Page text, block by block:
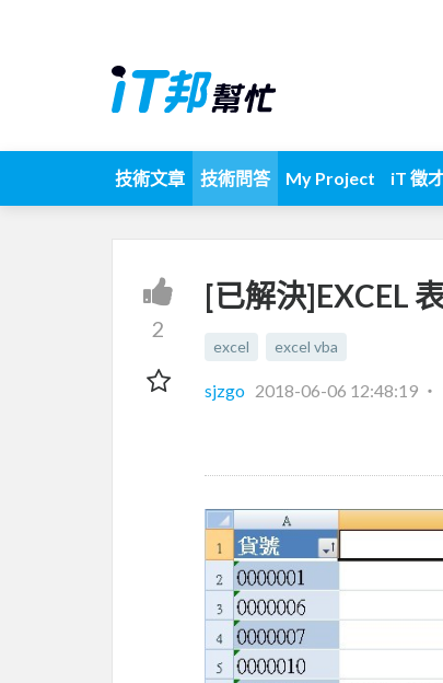
技術文章 技術問答 My Project iT 徵
2
[已解決]EXCEL
excel excel vba
sjzgo 2018-06-06 12:48:19 ‧